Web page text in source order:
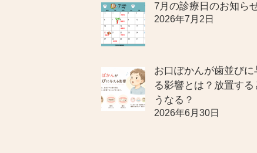
7月の診療日のお知ら
2026年7月2日
お口ぽかんが歯並びに
る影響とは？放置する
うなる？
2026年6月30日